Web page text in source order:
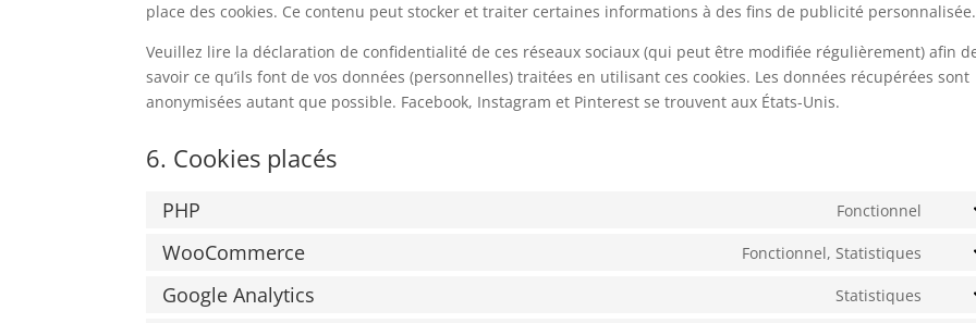
place des cookies. Ce contenu peut stocker et traiter certaines informations à des fins de publicité personnalisée.
Veuillez lire la déclaration de confidentialité de ces réseaux sociaux (qui peut être modifiée régulièrement) afin
savoir ce qu’ils font de vos données (personnelles) traitées en utilisant ces cookies. Les données récupérées sont
anonymisées autant que possible. Facebook, Instagram et Pinterest se trouvent aux États-Unis.
6. Cookies placés
PHP Fonctionnel
WooCommerce Fonctionnel, Statistiques
Google Analytics Statistiques